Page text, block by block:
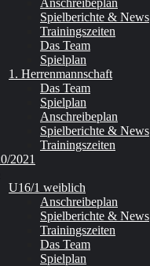
Anschreibeplan
Spielberichte & News
Trainingszeiten
Das Team
Spielplan
1. Herrenmannschaft
Das Team
Spielplan
Anschreibeplan
Spielberichte & News
Trainingszeiten
2021
U16/1 weiblich
Anschreibeplan
Spielberichte & News
Trainingszeiten
Das Team
Spielplan